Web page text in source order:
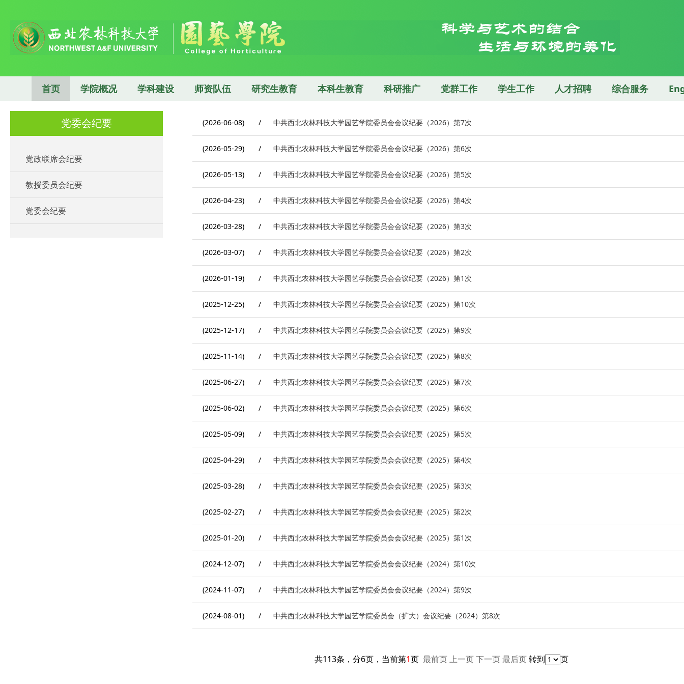
首页 学院概况 学科建设 师资队伍 研究生教育 本科生教育 科研推广 党群工作 学生工作 人才招聘 综合服务
党委会纪要
党政联席会纪要
教授委员会纪要
党委会纪要
(2026-06-08) / 中共西北农林科技大学园艺学院委员会会议纪要（2026）第7次
(2026-05-29) / 中共西北农林科技大学园艺学院委员会会议纪要（2026）第6次
(2026-05-13) / 中共西北农林科技大学园艺学院委员会会议纪要（2026）第5次
(2026-04-23) / 中共西北农林科技大学园艺学院委员会会议纪要（2026）第4次
(2026-03-28) / 中共西北农林科技大学园艺学院委员会会议纪要（2026）第3次
(2026-03-07) / 中共西北农林科技大学园艺学院委员会会议纪要（2026）第2次
(2026-01-19) / 中共西北农林科技大学园艺学院委员会会议纪要（2026）第1次
(2025-12-25) / 中共西北农林科技大学园艺学院委员会会议纪要（2025）第10次
(2025-12-17) / 中共西北农林科技大学园艺学院委员会会议纪要（2025）第9次
(2025-11-14) / 中共西北农林科技大学园艺学院委员会会议纪要（2025）第8次
(2025-06-27) / 中共西北农林科技大学园艺学院委员会会议纪要（2025）第7次
(2025-06-02) / 中共西北农林科技大学园艺学院委员会会议纪要（2025）第6次
(2025-05-09) / 中共西北农林科技大学园艺学院委员会会议纪要（2025）第5次
(2025-04-29) / 中共西北农林科技大学园艺学院委员会会议纪要（2025）第4次
(2025-03-28) / 中共西北农林科技大学园艺学院委员会会议纪要（2025）第3次
(2025-02-27) / 中共西北农林科技大学园艺学院委员会会议纪要（2025）第2次
(2025-01-20) / 中共西北农林科技大学园艺学院委员会会议纪要（2025）第1次
(2024-12-07) / 中共西北农林科技大学园艺学院委员会会议纪要（2024）第10次
(2024-11-07) / 中共西北农林科技大学园艺学院委员会会议纪要（2024）第9次
(2024-08-01) / 中共西北农林科技大学园艺学院委员会（扩大）会议纪要（2024）第8次
共113条，分6页，当前第1页 最前页上一页下一页最后页转到 页